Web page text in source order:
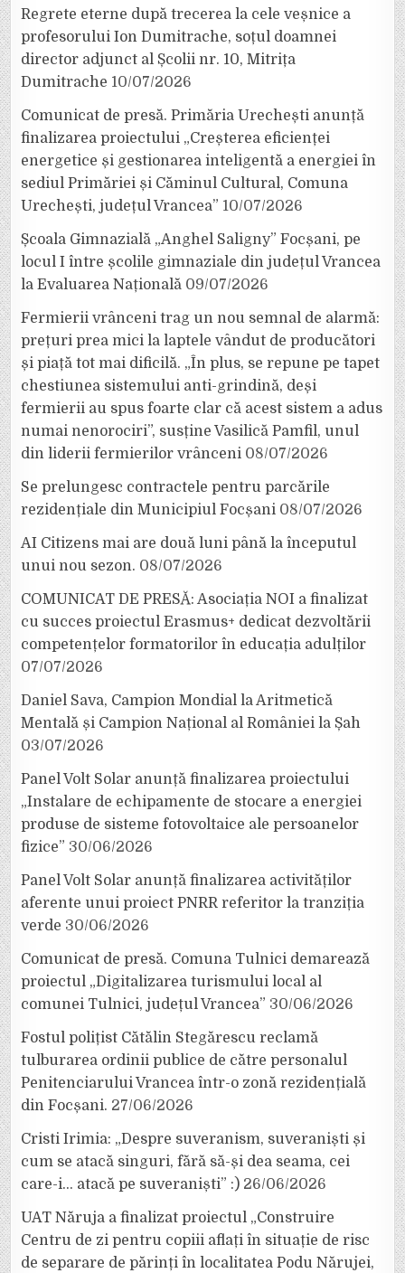
Regrete eterne după trecerea la cele veșnice a
profesorului Ion Dumitrache, soțul doamnei
director adjunct al Școlii nr. 10, Mitrița
Dumitrache 10/07/2026
Comunicat de presă. Primăria Urechești anunță
finalizarea proiectului „Creșterea eficienței
energetice și gestionarea inteligentă a energiei în
sediul Primăriei și Căminul Cultural, Comuna
Urechești, județul Vrancea” 10/07/2026
Școala Gimnazială „Anghel Saligny” Focșani, pe
locul I între școlile gimnaziale din județul Vrancea
la Evaluarea Națională 09/07/2026
Fermierii vrânceni trag un nou semnal de alarmă:
prețuri prea mici la laptele vândut de producători
și piață tot mai dificilă. „În plus, se repune pe tapet
chestiunea sistemului anti-grindină, deși
fermierii au spus foarte clar că acest sistem a adus
numai nenorociri”, susține Vasilică Pamfil, unul
din liderii fermierilor vrânceni 08/07/2026
Se prelungesc contractele pentru parcările
rezidențiale din Municipiul Focșani 08/07/2026
AI Citizens mai are două luni până la începutul
unui nou sezon. 08/07/2026
COMUNICAT DE PRESĂ: Asociația NOI a finalizat
cu succes proiectul Erasmus+ dedicat dezvoltării
competențelor formatorilor în educația adulților
07/07/2026
Daniel Sava, Campion Mondial la Aritmetică
Mentală și Campion Național al României la Șah
03/07/2026
Panel Volt Solar anunță finalizarea proiectului
„Instalare de echipamente de stocare a energiei
produse de sisteme fotovoltaice ale persoanelor
fizice” 30/06/2026
Panel Volt Solar anunță finalizarea activităților
aferente unui proiect PNRR referitor la tranziția
verde 30/06/2026
Comunicat de presă. Comuna Tulnici demarează
proiectul „Digitalizarea turismului local al
comunei Tulnici, județul Vrancea” 30/06/2026
Fostul polițist Cătălin Stegărescu reclamă
tulburarea ordinii publice de către personalul
Penitenciarului Vrancea într-o zonă rezidențială
din Focșani. 27/06/2026
Cristi Irimia: „Despre suveranism, suveraniști și
cum se atacă singuri, fără să-și dea seama, cei
care-i… atacă pe suveraniști” :) 26/06/2026
UAT Năruja a finalizat proiectul „Construire
Centru de zi pentru copiii aflați în situație de risc
de separare de părinți în localitatea Podu Nărujei,